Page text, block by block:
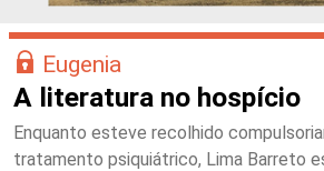
Eugenia
A literatura no hospício
Enquanto esteve recolhido
tratamento psiquiátrico, Lima Barreto